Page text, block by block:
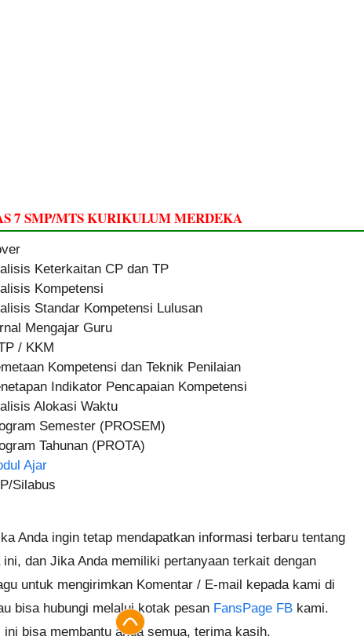
7 SMP/MTS KURIKULUM MERDEKA
Keterkaitan CP dan TP
Kompetensi
Standar Kompetensi Lulusan
Mengajar Guru
/ KKM
Kompetensi dan Teknik Penilaian
Indikator Pencapaian Kompetensi
Alokasi Waktu
Semester (PROSEM)
Tahunan (PROTA)
Ajar
Silabus
Anda ingin tetap mendapatkan informasi terbaru tentang
dan Jika Anda memiliki pertanyaan terkait dengan
untuk mengirimkan Komentar / E-mail kepada kami di
bisa hubungi melalui kotak pesan FansPage FB kami.
bisa membantu anda semua, terima kasih.